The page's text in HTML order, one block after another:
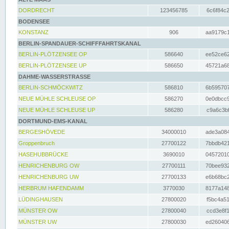
DORDRECHT
123456785
BODENSEE
KONSTANZ
906
BERLIN-SPANDAUER-SCHIFFFAHRTSKANAL
BERLIN-PLÖTZENSEE OP
586640
BERLIN-PLÖTZENSEE UP
586650
DAHME-WASSERSTRASSE
BERLIN-SCHMÖCKWITZ
586810
NEUE MÜHLE SCHLEUSE OP
586270
NEUE MÜHLE SCHLEUSE UP
586280
DORTMUND-EMS-KANAL
BERGESHÖVEDE
34000010
Groppenbruch
27700122
HASEHUBBRÜCKE
3690010
HENRICHENBURG OW
27700111
HENRICHENBURG UW
27700133
HERBRUM HAFENDAMM
3770030
LÜDINGHAUSEN
27800020
MÜNSTER OW
27800040
MÜNSTER UW
27800030